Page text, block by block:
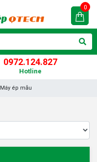
0972.124.827
Hotline
0
Máy ép mẫu